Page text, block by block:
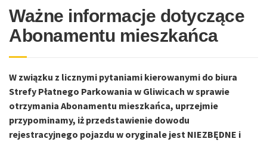
Ważne informacje dotyczące
Abonamentu mieszkańca
W związku z licznymi pytaniami kierowanymi do biura
Strefy Płatnego Parkowania w Gliwicach w sprawie
otrzymania Abonamentu mieszkańca, uprzejmie
przypominamy, iż przedstawienie dowodu
rejestracyjnego pojazdu w oryginale jest NIEZBĘDNE i